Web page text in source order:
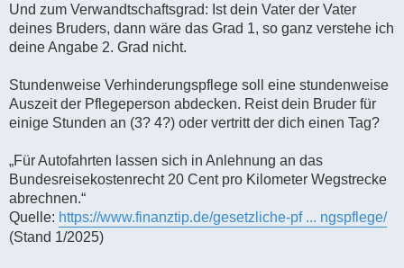
Und zum Verwandtschaftsgrad: Ist dein Vater der Vater
deines Bruders, dann wäre das Grad 1, so ganz verstehe ich
deine Angabe 2. Grad nicht.
Stundenweise Verhinderungspflege soll eine stundenweise
Auszeit der Pflegeperson abdecken. Reist dein Bruder für
einige Stunden an (3? 4?) oder vertritt der dich einen Tag?
„Für Autofahrten lassen sich in Anlehnung an das
Bundesreisekostenrecht 20 Cent pro Kilometer Wegstrecke
abrechnen.“
Quelle: https://www.finanztip.de/gesetzliche-pf ... ngspflege/
(Stand 1/2025)